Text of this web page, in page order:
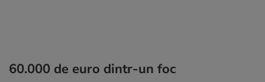
60.000 de euro dintr-un foc